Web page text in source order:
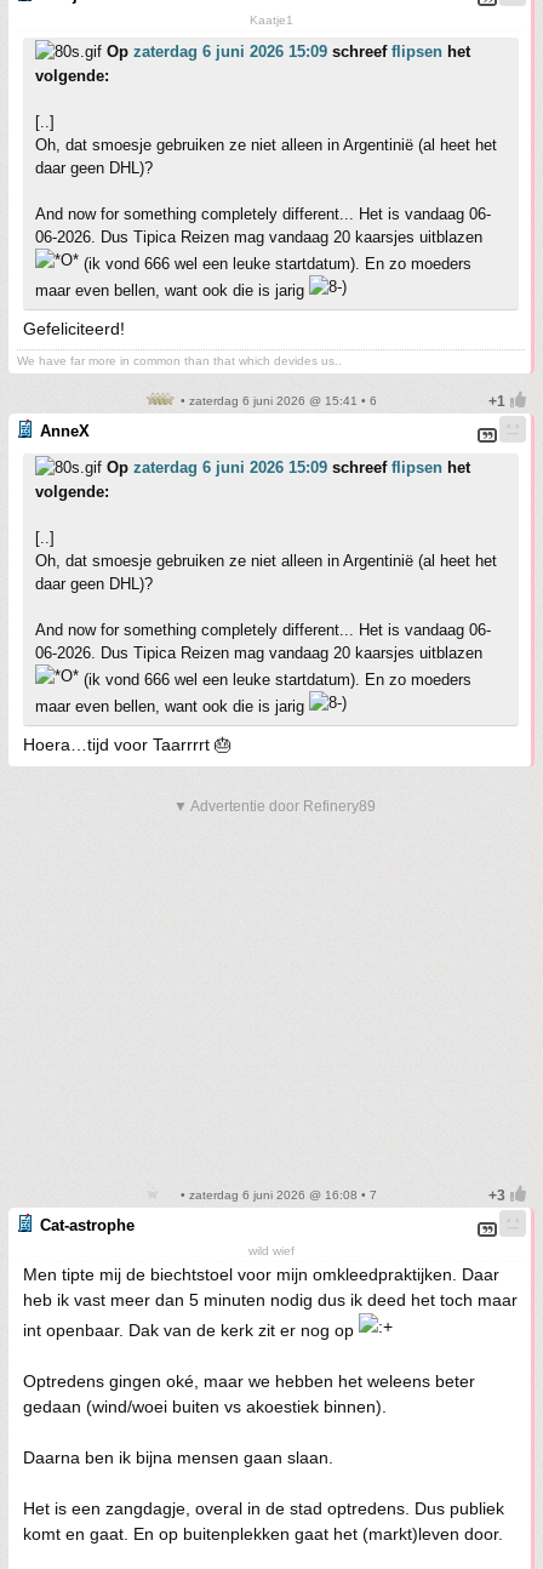
Kaatje1
Op zaterdag 6 juni 2026 15:09 schreef flipsen het
volgende:
[..]
Oh, dat smoesje gebruiken ze niet alleen in Argentinië (al heet het
daar geen DHL)?
And now for something completely different... Het is vandaag 06-
06-2026. Dus Tipica Reizen mag vandaag 20 kaarsjes uitblazen
(ik vond 666 wel een leuke startdatum). En zo moeders
maar even bellen, want ook die is jarig
Gefeliciteerd!
We have far more in common than that which devides us..
• zaterdag 6 juni 2026 @ 15:41 • 6
AnneX
Op zaterdag 6 juni 2026 15:09 schreef flipsen het
volgende:
[..]
Oh, dat smoesje gebruiken ze niet alleen in Argentinië (al heet het
daar geen DHL)?
And now for something completely different... Het is vandaag 06-
06-2026. Dus Tipica Reizen mag vandaag 20 kaarsjes uitblazen
(ik vond 666 wel een leuke startdatum). En zo moeders
maar even bellen, want ook die is jarig
Hoera…tijd voor Taarrrrt 🎂
▼ Advertentie door Refinery89
• zaterdag 6 juni 2026 @ 16:08 • 7
Cat-astrophe
wild wief
Men tipte mij de biechtstoel voor mijn omkleedpraktijken. Daar
heb ik vast meer dan 5 minuten nodig dus ik deed het toch maar
int openbaar. Dak van de kerk zit er nog op
Optredens gingen oké, maar we hebben het weleens beter
gedaan (wind/woei buiten vs akoestiek binnen).
Daarna ben ik bijna mensen gaan slaan.
Het is een zangdagje, overal in de stad optredens. Dus publiek
komt en gaat. En op buitenplekken gaat het (markt)leven door.